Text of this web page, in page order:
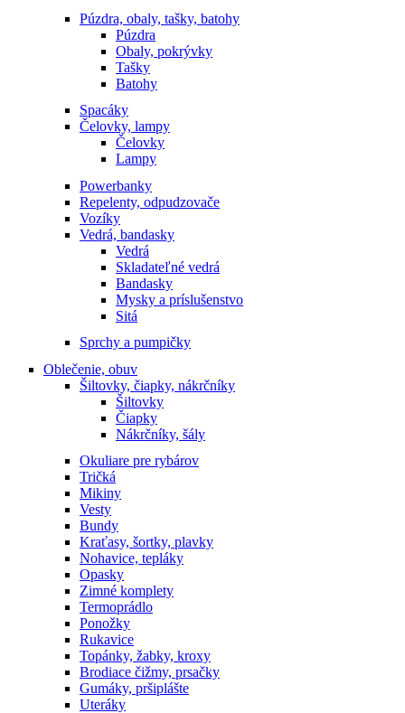
Púzdra, obaly, tašky, batohy
Púzdra
Obaly, pokrývky
Tašky
Batohy
Spacáky
Čelovky, lampy
Čelovky
Lampy
Powerbanky
Repelenty, odpudzovače
Vozíky
Vedrá, bandasky
Vedrá
Skladateľné vedrá
Bandasky
Mysky a príslušenstvo
Sitá
Sprchy a pumpičky
Oblečenie, obuv
Šiltovky, čiapky, nákrčníky
Šiltovky
Čiapky
Nákrčníky, šály
Okuliare pre rybárov
Tričká
Mikiny
Vesty
Bundy
Kraťasy, šortky, plavky
Nohavice, tepláky
Opasky
Zimné komplety
Termoprádlo
Ponožky
Rukavice
Topánky, žabky, kroxy
Brodiace čižmy, prsačky
Gumáky, pršiplášte
Uteráky